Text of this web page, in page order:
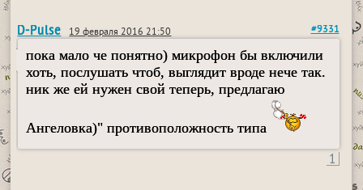
D-Pulse 19 февраля 2016 21:50 #9331
пока мало че понятно) микрофон бы включили
хоть, послушать чтоб, выглядит вроде нече так.
ник же ей нужен свой теперь, предлагаю
Ангеловка)" противоположность типа
1